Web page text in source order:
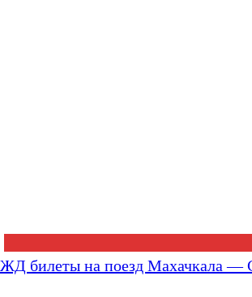
ЖД билеты на поезд Махачкала —